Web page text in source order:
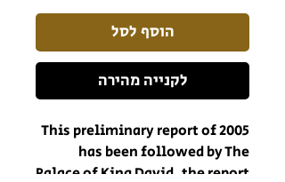
הוסף לסל
לקנייה מהירה
This preliminary report of 2005
has been followed by The
Palace of King David, the report